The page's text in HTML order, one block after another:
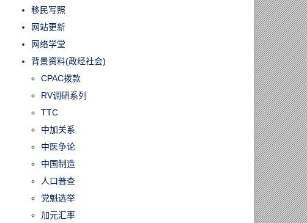
移民写照
网站更新
网络学堂
背景资料(政经社会)
CPAC拨款
RV调研系列
TTC
中加关系
中医争论
中国制造
人口普查
党魁选举
加元汇率